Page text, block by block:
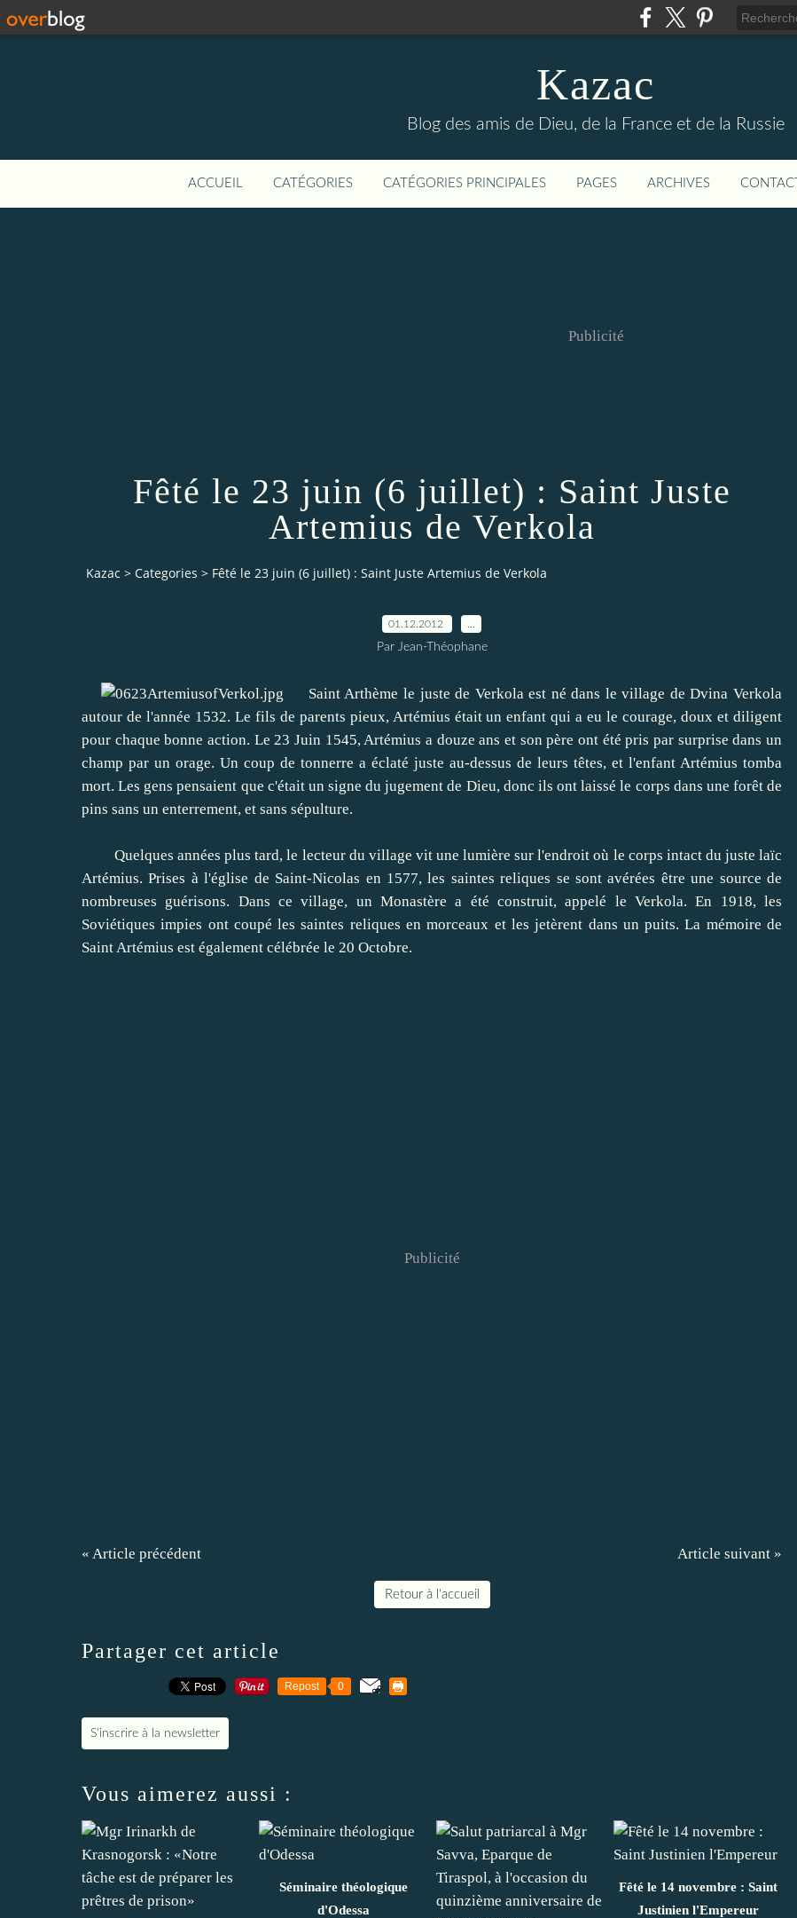
Kazac
Blog des amis de Dieu, de la France et de la Russie
ACCUEIL CATÉGORIES CATÉGORIES PRINCIPALES PAGES ARCHIVES CONTACT
Publicité
Fêté le 23 juin (6 juillet) : Saint Juste
Artemius de Verkola
Kazac > Categories > Fêté le 23 juin (6 juillet) : Saint Juste Artemius de Verkola
01.12.2012
Par Jean-Théophane
Saint Arthème le juste de Verkola est né dans le village de Dvina Verkola
autour de l'année 1532. Le fils de parents pieux, Artémius était un enfant qui a eu le courage, doux et diligent
pour chaque bonne action. Le 23 Juin 1545, Artémius a douze ans et son père ont été pris par surprise dans un
champ par un orage. Un coup de tonnerre a éclaté juste au-dessus de leurs têtes, et l'enfant Artémius tomba
mort. Les gens pensaient que c'était un signe du jugement de Dieu, donc ils ont laissé le corps dans une forêt de
pins sans un enterrement, et sans sépulture.
Quelques années plus tard, le lecteur du village vit une lumière sur l'endroit où le corps intact du juste laïc
Artémius. Prises à l'église de Saint-Nicolas en 1577, les saintes reliques se sont avérées être une source de
nombreuses guérisons. Dans ce village, un Monastère a été construit, appelé le Verkola. En 1918, les
Soviétiques impies ont coupé les saintes reliques en morceaux et les jetèrent dans un puits. La mémoire de
Saint Artémius est également célébrée le 20 Octobre.
Publicité
« Article précédent Article suivant »
Retour à l'accueil
Partager cet article
Repost 0
S'inscrire à la newsletter
Vous aimerez aussi :
Séminaire théologique
d'Odessa
Fêté le 14 novembre : Saint
Justinien l'Empereur